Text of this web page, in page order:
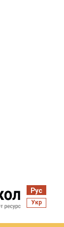
Рус
Укр